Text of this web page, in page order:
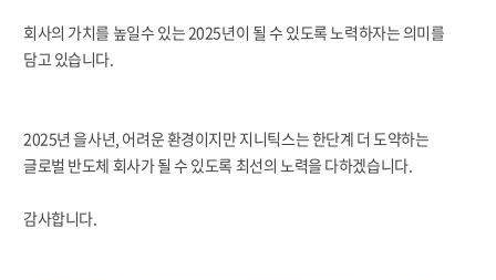
회사의 가치를 높일수 있는 2025년이 될 수 있도록 노력하자는 의미를
담고 있습니다.
2025년 을사년, 어려운 환경이지만 지니틱스는 한단계 더 도약하는
글로벌 반도체 회사가 될 수 있도록 최선의 노력을 다하겠습니다.
감사합니다.